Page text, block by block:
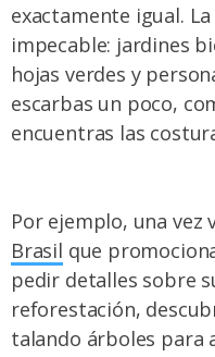
exactamente igual.
impecable: jardines
hojas verdes y
escarbas un poco,
encuentras las
Por ejemplo, una vez
Brasil que
pedir detalles sobre
reforestación,
talando árboles para